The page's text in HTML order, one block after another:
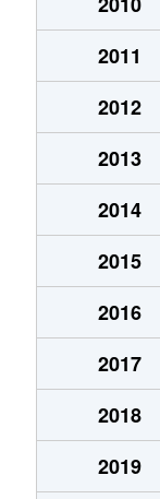
2011
2012
2013
2014
2015
2016
2017
2018
2019